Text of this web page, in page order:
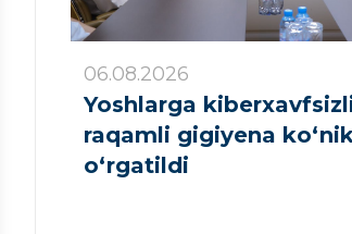
06.08.2026
Yoshlarga
raqamli gigiyena
o‘rgatildi